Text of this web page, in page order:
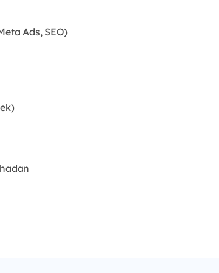
Ads, SEO)